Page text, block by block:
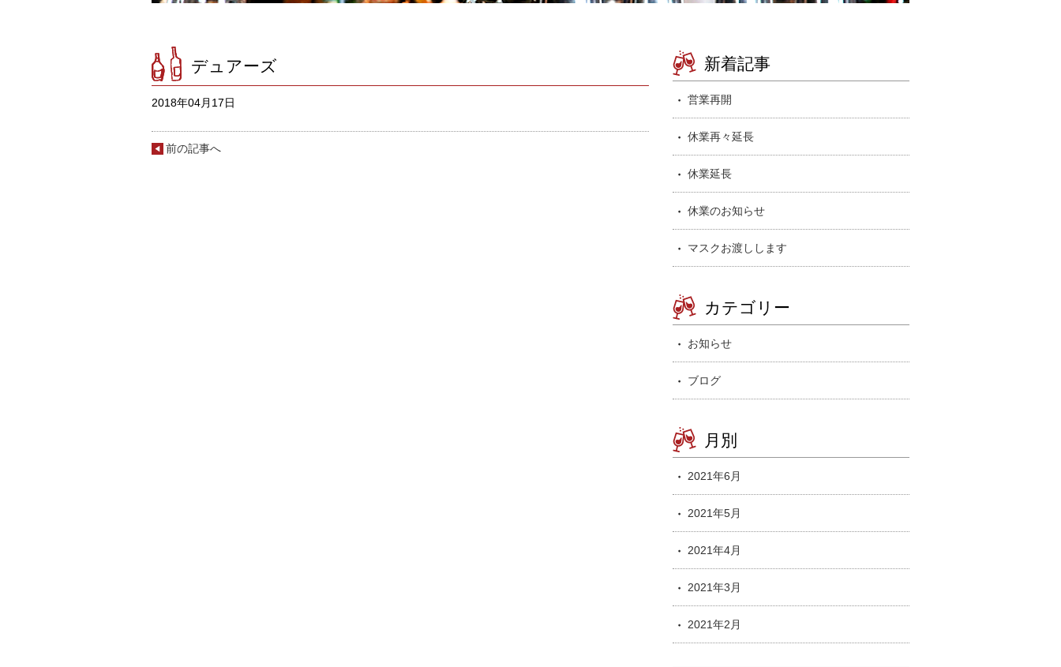
デュアーズ
2018年04月17日
前の記事へ
新着記事
営業再開
休業再々延長
休業延長
休業のお知らせ
マスクお渡しします
カテゴリー
お知らせ
ブログ
月別
2021年6月
2021年5月
2021年4月
2021年3月
2021年2月